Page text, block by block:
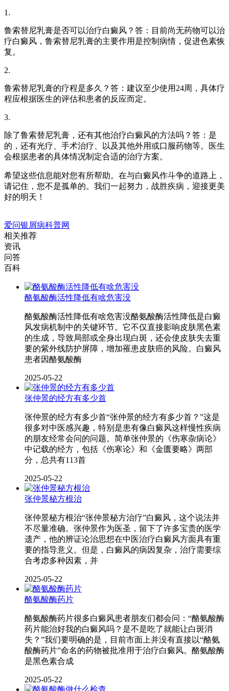
1.
鲁索替尼乳膏是否可以治疗白癜风？答：目前尚无药物可以治
疗白癜风，鲁索替尼乳膏的主要作用是控制病情，促进色素恢
复。
2.
鲁索替尼乳膏的疗程是多久？答：建议至少使用24周，具体疗
程应根据医生的评估和患者的反应而定。
3.
除了鲁索替尼乳膏，还有其他治疗白癜风的方法吗？答：是
的，还有光疗、手术治疗、以及其他外用或口服药物等。医生
会根据患者的具体情况制定合适的治疗方案。
希望这些信息能对您有所帮助。在与白癜风作斗争的道路上，
请记住，您不是孤单的。我们一起努力，战胜疾病，迎接更美
好的明天！
爱问银屑病科普网
相关推荐
资讯
问答
百科
酪氨酸酶活性降低有啥危害没
酪氨酸酶活性降低有啥危害没酪氨酸酶活性降低是白癜
风发病机制中的关键环节。它不仅直接影响皮肤黑色素
的生成，导致局部或全身出现白斑，还会使皮肤失去重
要的紫外线防护屏障，增加罹患皮肤癌的风险。白癜风
患者因酪氨酸酶
2025-05-22
张仲景的经方有多少首
张仲景的经方有多少首“张仲景的经方有多少首？”这是
很多对中医感兴趣，特别是患有像白癜风这样慢性疾病
的朋友经常会问的问题。简单张仲景的《伤寒杂病论》
中记载的经方，包括《伤寒论》和《金匮要略》两部
分，总共有113首
2025-05-22
张仲景秘方根治
张仲景秘方根治“张仲景秘方治疗”白癜风，这个说法并
不尽量准确。张仲景作为医圣，留下了许多宝贵的医学
遗产，他的辨证论治思想在中医治疗白癜风方面具有重
要的指导意义。但是，白癜风的病因复杂，治疗需要综
合考虑多种因素，并
2025-05-22
酪氨酸酶药片
酪氨酸酶药片很多白癜风患者朋友们都会问：“酪氨酸酶
药片能治好我的白癜风吗？是不是吃了就能让白斑消
失？”我们要明确的是，目前市面上并没有直接以“酪氨
酸酶药片”命名的药物被批准用于治疗白癜风。酪氨酸酶
是黑色素合成
2025-05-22